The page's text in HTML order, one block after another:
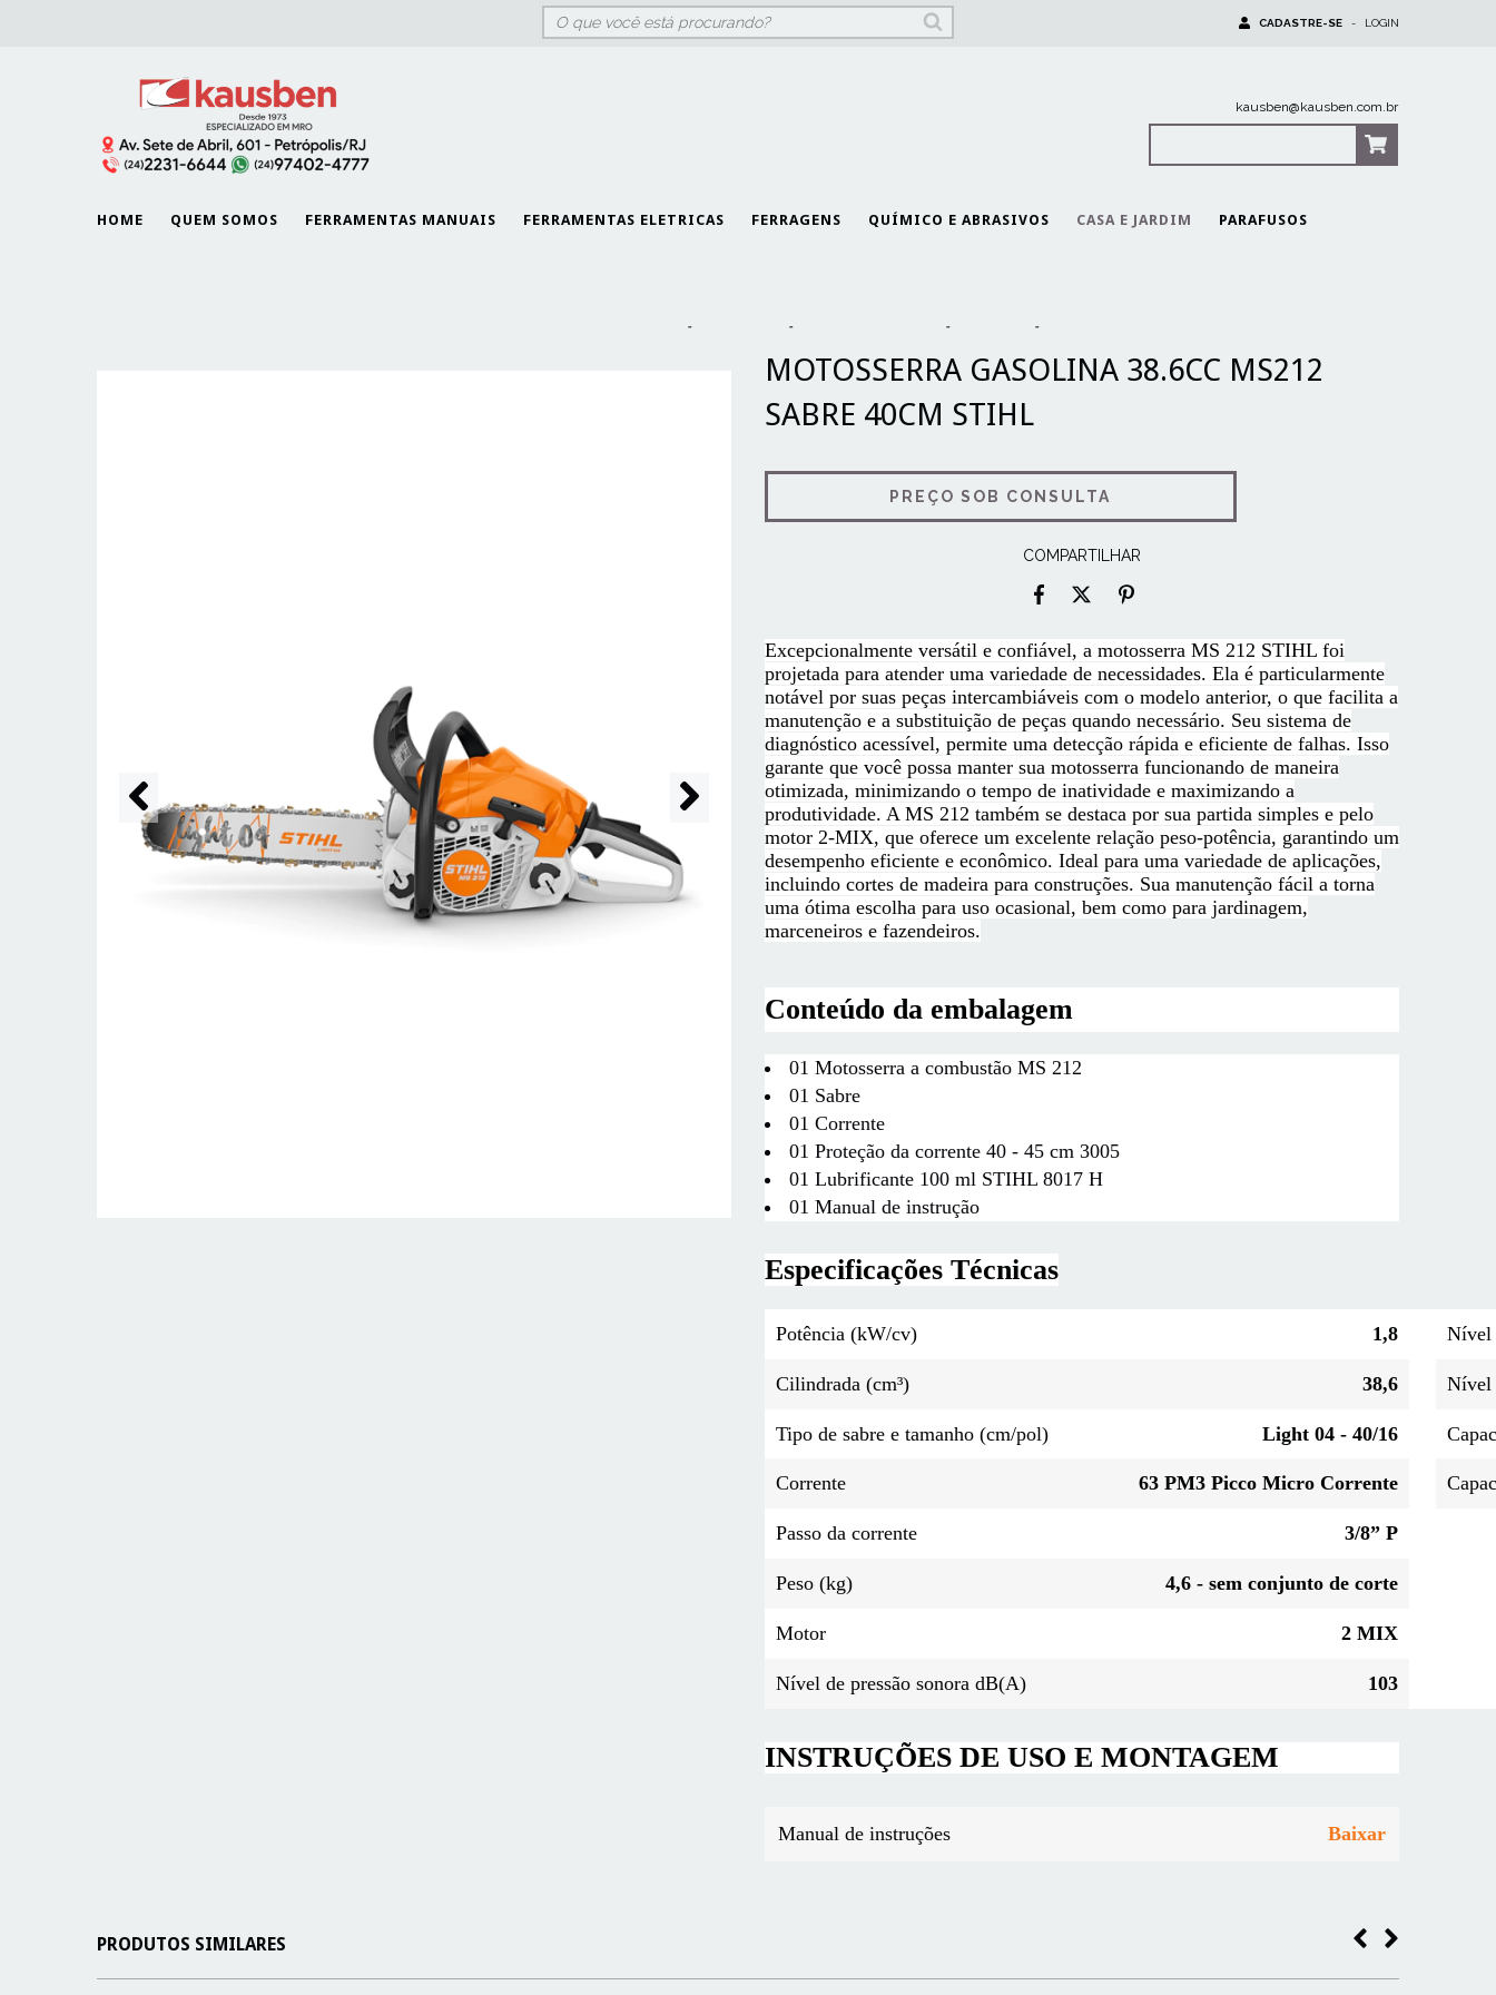
CADASTRE-SE - LOGIN
kausben@kausben.com.br
HOME QUEM SOMOS FERRAMENTAS MANUAIS FERRAMENTAS ELETRICAS FERRAGENS QUÍMICO E ABRASIVOS CASA E JARDIM PARAFUSOS
- - - -
MOTOSSERRA GASOLINA 38.6CC MS212
SABRE 40CM STIHL
COMPARTILHAR
Excepcionalmente versátil e confiável, a motosserra MS 212 STIHL foi
projetada para atender uma variedade de necessidades. Ela é particularmente
notável por suas peças intercambiáveis com o modelo anterior, o que facilita a
manutenção e a substituição de peças quando necessário. Seu sistema de
diagnóstico acessível, permite uma detecção rápida e eficiente de falhas. Isso
garante que você possa manter sua motosserra funcionando de maneira
otimizada, minimizando o tempo de inatividade e maximizando a
produtividade. A MS 212 também se destaca por sua partida simples e pelo
motor 2-MIX, que oferece um excelente relação peso-potência, garantindo um
desempenho eficiente e econômico. Ideal para uma variedade de aplicações,
incluindo cortes de madeira para construções. Sua manutenção fácil a torna
uma ótima escolha para uso ocasional, bem como para jardinagem,
marceneiros e fazendeiros.
Conteúdo da embalagem
01 Motosserra a combustão MS 212
01 Sabre
01 Corrente
01 Proteção da corrente 40 - 45 cm 3005
01 Lubrificante 100 ml STIHL 8017 H
01 Manual de instrução
Especificações Técnicas
Potência (kW/cv) 1,8
Cilindrada (cm³) 38,6
Tipo de sabre e tamanho (cm/pol) Light 04 - 40/16
Corrente 63 PM3 Picco Micro Corrente
Passo da corrente 3/8” P
Peso (kg) 4,6 - sem conjunto de corte
Motor 2 MIX
Nível de pressão sonora dB(A) 103
Nível
Nível
INSTRUÇÕES DE USO E MONTAGEM
Manual de instruções Baixar
PRODUTOS SIMILARES